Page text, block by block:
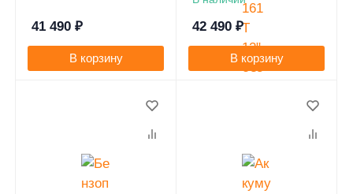
41 490 ₽
В корзину
42 490 ₽
В корзину